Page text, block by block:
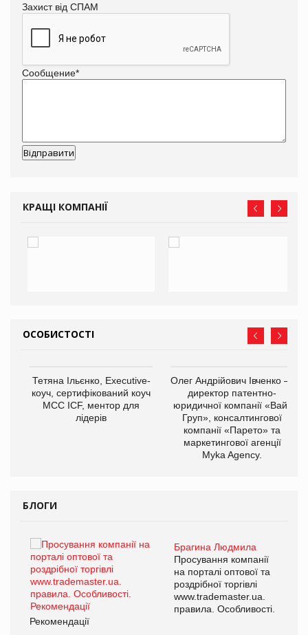
Захист від СПАМ
Сообщение*
КРАЩІ КОМПАНІЇ
ОСОБИСТОСТІ
Тетяна Ільєнко, Executive-
коуч, сертифікований коуч
МСС ICF, ментор для
лідерів
Олег Андрійович Івченко —
директор патентно-
юридичної компанії «Вайз
Груп», консалтингової
компанії «Парето» та
маркетингової агенції
Myka Agency.
БЛОГИ
Брагина Людмила
Просування компанії
на порталі оптової та
роздрібної торгівлі
www.trademaster.ua.
правила. Особливості.
Рекомендації